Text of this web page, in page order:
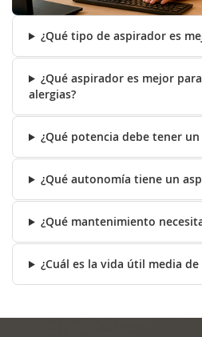
¿Qué tipo de aspirador es
¿Qué aspirador es mejor
alergias?
¿Qué potencia debe tener
¿Qué autonomía tiene un
¿Qué mantenimiento
¿Cuál es la vida útil media